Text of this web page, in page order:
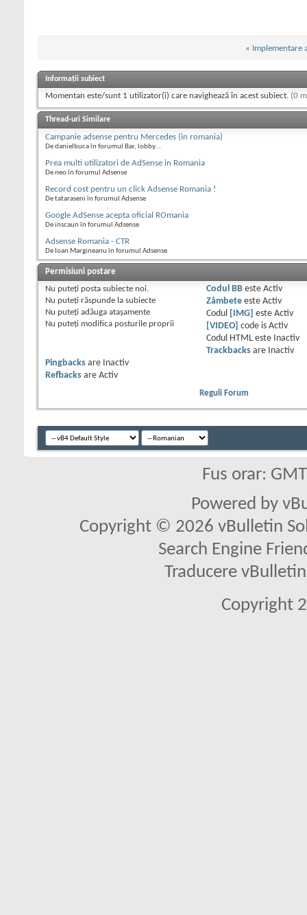
« Implementare
Informații subiect
Momentan este/sunt 1 utilizator(i) care navighează în acest subiect. (0
Thread-uri Similare
Campanie adsense pentru Mercedes (in romania)
De danielbuca în forumul Bar, lobby...
Prea multi utilizatori de AdSense in Romania
De neo în forumul Adsense
Record cost pentru un click Adsense Romania !
De tataraseni în forumul Adsense
Google AdSense acepta oficial ROmania
De inscaun în forumul Adsense
Adsense Romania - CTR
De Ioan Margineanu în forumul Adsense
Permisiuni postare
Nu puteţi posta subiecte noi.
Nu puteţi răspunde la subiecte
Nu puteţi adăuga ataşamente
Nu puteţi modifica posturile proprii
Codul BBeste Activ
Zâmbeteeste Activ
Codul
[IMG] este Activ
[VIDEO] code is Activ
Codul HTML este
Inactiv
Trackbacksare
Inactiv
Pingbacks are
Inactiv
Refbacks are Activ
Reguli Forum
Fus orar:
Powered by
Copyright © 2026 vBulletin
Search Engine
Traducere
Copyright